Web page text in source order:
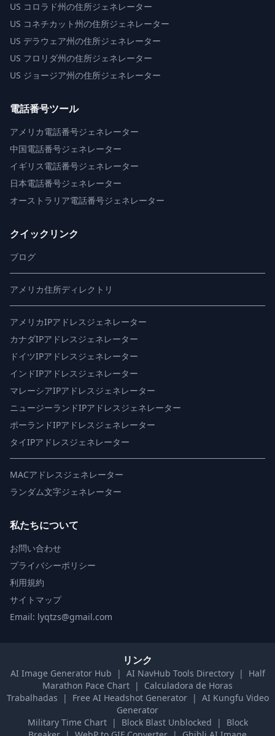
US コロラド州の住所ジェネレーター
US コネチカット州の住所ジェネレーター
US デラウェア州の住所ジェネレーター
US フロリダ州の住所ジェネレーター
US ジョージア州の住所ジェネレーター
電話番号ツール
アメリカ電話番号ジェネレーター
中国電話番号ジェネレーター
イギリス電話番号ジェネレーター
日本電話番号ジェネレーター
オーストラリア電話番号ジェネレーター
クイックリンク
ブログ
アメリカ住所ディレクトリ
アメリカIPアドレスジェネレーター
カナダIPアドレスジェネレーター
ドイツIPアドレスジェネレーター
インドIPアドレスジェネレーター
マレーシアIPアドレスジェネレーター
ニュージーランドIPアドレスジェネレーター
ポーランドIPアドレスジェネレーター
タイIPアドレスジェネレーター
MACアドレスジェネレーター
ランダム文字ジェネレーター
私たちについて
お問い合わせ
プライバシーポリシー
利用規約
サイトマップ
Email: lyqtzs@gmail.com
リンク
AI Image Generator Hub | AI NavHub Tools Directory |
Half
Marathon Pace Chart |
Calculadora de Horas
Trabalhadas
| Free AI Headshot Generator | AI Kungfu Video
Generator
Military Time Chart
| Block Blast Unblocked |
Block